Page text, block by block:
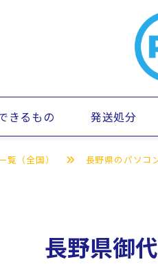
きるもの 発送処分
覧（全国） 長野県のパソコ
長野県御